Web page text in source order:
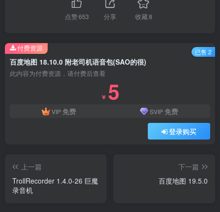
点赞653 分享 收藏8
百度地图 18.10.0 附老司机语音包(SAO的很)
此内容为付费资源，请付费后查看
￥ 5
VIP 免费 SVIP 免费
登录购买
付费资源 已售 2
上一篇
TrollRecorder 1.4.0-26 巨魔
录音机
下一篇
百度地图 19.5.0